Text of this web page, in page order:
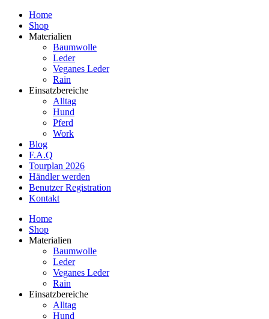
Home
Shop
Materialien
Baumwolle
Leder
Veganes Leder
Rain
Einsatzbereiche
Alltag
Hund
Pferd
Work
Blog
F.A.Q
Tourplan 2026
Händler werden
Benutzer Registration
Kontakt
Home
Shop
Materialien
Baumwolle
Leder
Veganes Leder
Rain
Einsatzbereiche
Alltag
Hund